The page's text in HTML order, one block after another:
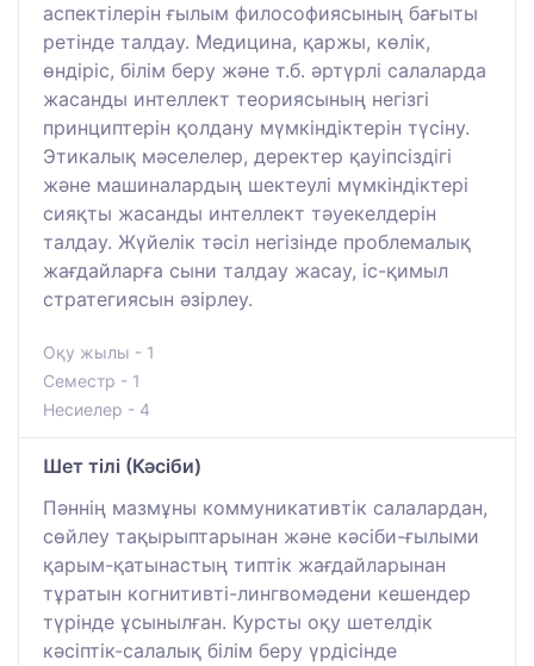
аспектілерін ғылым философиясының бағыты
ретінде талдау. Медицина, қаржы, көлік,
өндіріс, білім беру және т.б. әртүрлі салаларда
жасанды интеллект теориясының негізгі
принциптерін қолдану мүмкіндіктерін түсіну.
Этикалық мәселелер, деректер қауіпсіздігі
және машиналардың шектеулі мүмкіндіктері
сияқты жасанды интеллект тәуекелдерін
талдау. Жүйелік тәсіл негізінде проблемалық
жағдайларға сыни талдау жасау, іс-қимыл
стратегиясын әзірлеу.
Оқу жылы - 1
Семестр - 1
Несиелер - 4
Шет тілі (Кәсіби)
Пәннің мазмұны коммуникативтік салалардан,
сөйлеу тақырыптарынан және кәсіби-ғылыми
қарым-қатынастың типтік жағдайларынан
тұратын когнитивті-лингвомәдени кешендер
түрінде ұсынылған. Курсты оқу шетелдік
кәсіптік-салалық білім беру үрдісінде